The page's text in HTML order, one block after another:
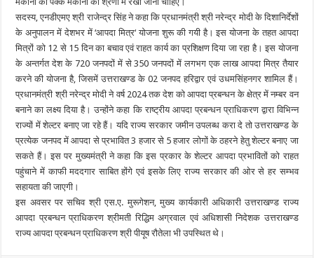
सदस्य, एनडीएमए श्री राजेन्द्र सिंह ने कहा कि प्रधानमंत्री श्री नरेन्द्र मोदी के दिशानिर्देशों
के अनुपालन में देशभर में ‘आपदा मित्र‘ योजना शुरू की गयी है। इस योजना के तहत आपदा
मित्रों को 12 से 15 दिन का बचाव एवं राहत कार्य का प्रशिक्षण दिया जा रहा है। इस योजना
के अन्तर्गत देश के 720 जनपदों में से 350 जनपदों में लगभग एक लाख आपदा मित्र तैयार
करने की योजना है, जिसमें उत्तराखण्ड के 02 जनपद हरिद्वार एवं उधमसिंहनगर शामिल हैं।
प्रधानमंत्री श्री नरेन्द्र मोदी ने वर्ष 2024 तक देश को आपदा प्रबन्धन के क्षेत्र में नम्बर वन
बनाने का लक्ष्य दिया है। उन्होंने कहा कि राष्ट्रीय आपदा प्रबन्धन प्राधिकरण द्वारा विभिन्न
राज्यों में शेल्टर बनाए जा रहे हैं। यदि राज्य सरकार जमीन उपलब्ध करा दे तो उत्तराखण्ड के
प्रत्येक जनपद में आपदा से प्रभावित 3 हजार से 5 हजार लोगों के ठहरने हेतु शेल्टर बनाए जा
सकते हैं। इस पर मुख्यमंत्री ने कहा कि इस प्रकार के शेल्टर आपदा प्रभावितों को राहत
पहुंचाने में काफी मददगार साबित होंगे एवं इसके लिए राज्य सरकार की ओर से हर सम्भव
सहायता की जाएगी।
इस अवसर पर सचिव श्री एस.ए. मुरूगेशन, मुख्य कार्यकारी अधिकारी उत्तराखण्ड राज्य
आपदा प्रबन्धन प्राधिकरण श्रीमती रिद्धिम अग्रवाल एवं अधिशासी निदेशक उत्तराखण्ड
राज्य आपदा प्रबन्धन प्राधिकरण श्री पीयूष रौतेला भी उपस्थित थे।